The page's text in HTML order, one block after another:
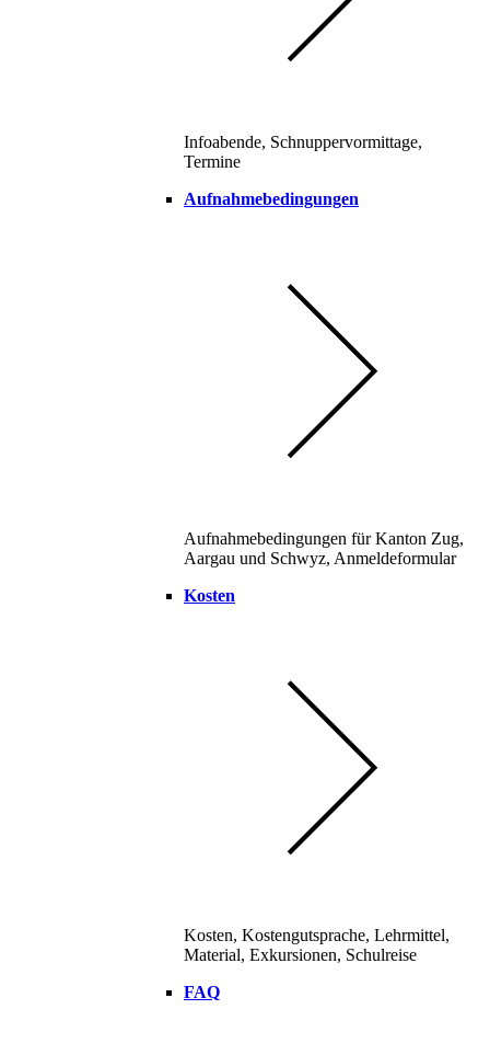
Infoabende, Schnuppervormittage,
Termine
Aufnahmebedingungen
Aufnahmebedingungen für Kanton Zug,
Aargau und Schwyz, Anmeldeformular
Kosten
Kosten, Kostengutsprache, Lehrmittel,
Material, Exkursionen, Schulreise
FAQ